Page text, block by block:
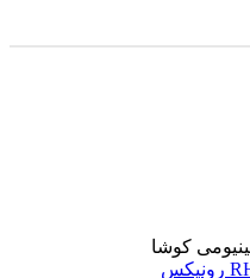
کوشا